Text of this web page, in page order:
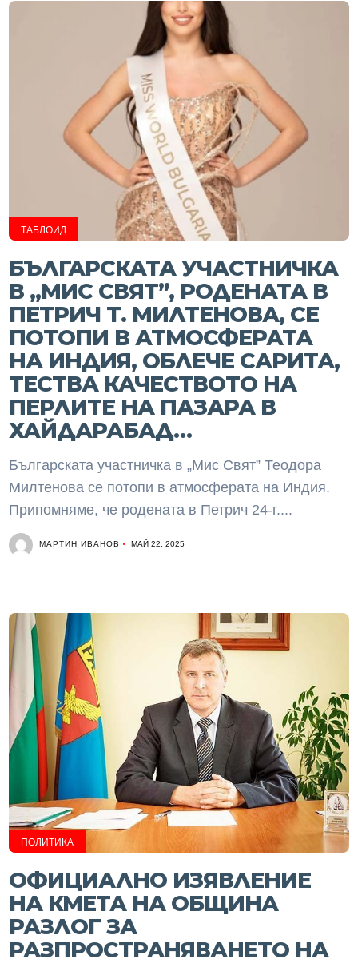
ТАБЛОИД
БЪЛГАРСКАТА УЧАСТНИЧКА
В „МИС СВЯТ”, РОДЕНАТА В
ПЕТРИЧ Т. МИЛТЕНОВА, СЕ
ПОТОПИ В АТМОСФЕРАТА
НА ИНДИЯ, ОБЛЕЧЕ САРИТА,
ТЕСТВА КАЧЕСТВОТО НА
ПЕРЛИТЕ НА ПАЗАРА В
ХАЙДАРАБАД…
Българската участничка в „Мис Свят” Теодора
Милтенова се потопи в атмосферата на Индия.
Припомняме, че родената в Петрич 24-г....
МАРТИН ИВАНОВ МАЙ 22, 2025
ПОЛИТИКА
ОФИЦИАЛНО ИЗЯВЛЕНИЕ
НА КМЕТА НА ОБЩИНА
РАЗЛОГ ЗА
РАЗПРОСТРАНЯВАНЕТО НА